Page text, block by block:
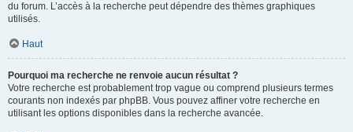
du forum. L’accès à la recherche peut dépendre des thèmes graphiques
utilisés.
Haut
Pourquoi ma recherche ne renvoie aucun résultat ?
Votre recherche est probablement trop vague ou comprend plusieurs termes
courants non indexés par phpBB. Vous pouvez affiner votre recherche en
utilisant les options disponibles dans la recherche avancée.